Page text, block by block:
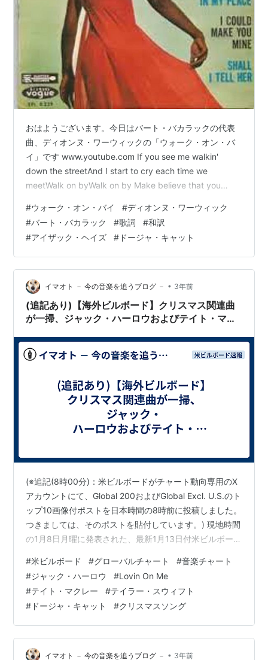
おはようございます。今日はバート・バカラックの代表
曲、ディオンヌ・ワーウィックの「ウォーク・オン・バ
イ」です www.youtube.com If you see me walkin'
down the streetAnd I start to cry each time we
meetWalk on byWalk on by Make believe that you
each time I see youI break down and cry Walk on by
(Don't …
#ウォーク・オン・バイ #ディオンヌ・ワーウィック
#バート・バカラック #歌詞 #和訳
#アイザック・ヘイズ # ドージャ・キャット
イマオト － 今の音楽を追うブログ － • 3年前
(追記あり)【海外ビルボード】クリスマス関連曲
が一掃、ジャック・ハーロウおよびテイト・マク
(※追記(8時00分)：米ビルボードがチャート動向専用のX
アカウントにて、Global 200およびGlobal Excl. U.S.のト
ップ10画像付ポストを日本時間の8時前に投稿しました。
つきましては、そのポストを貼付しています。) 現地時間
の1月8日月曜に発表された、最新1月13日付米ビルボード
月4日)。前週首位のブレンダ・リー「Rockin' Around
The Christmas Tree」をはじめとするクリスマス関連曲
は一掃され、ジャック・ハーロウ「Lovin On Me」が6週
ぶり、通算2週目の首位を獲得しました。 …
#米ビルボード #グローバルチャート #音楽チャート
#ジャック・ハーロウ #Lovin On Me
#テイト・マクレー #テイラー・スウィフト
# ドージャ・キャット #クリスマスソング
イマオト － 今の音楽を追うブログ － • 3年前